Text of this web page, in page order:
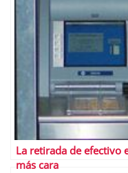
La retirada de efectivo
más cara